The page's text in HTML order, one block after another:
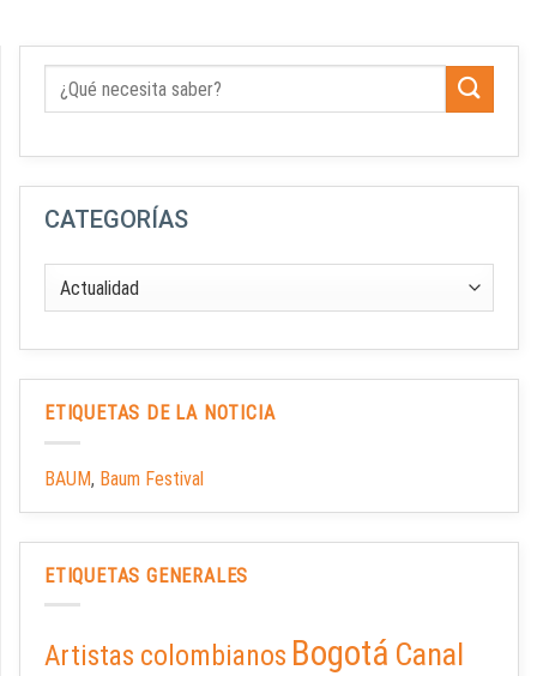
CATEGORÍAS
ETIQUETAS DE LA NOTICIA
BAUM, Baum Festival
ETIQUETAS GENERALES
Artistas colombianos Bogotá Canal